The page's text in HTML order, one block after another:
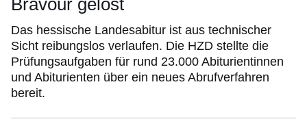
Bravour gelöst
Das hessische Landesabitur ist aus technischer
Sicht reibungslos verlaufen. Die HZD stellte die
Prüfungsaufgaben für rund 23.000 Abiturientinnen
und Abiturienten über ein neues Abrufverfahren
bereit.